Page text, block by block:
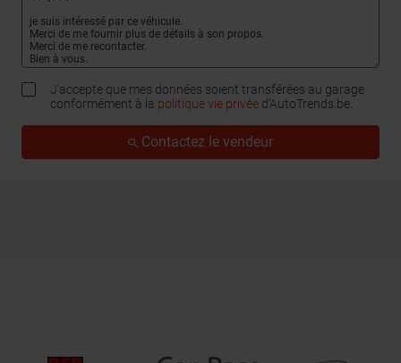
J'accepte que mes données soient transférées au garage
conformément à la politique vie privée d’AutoTrends.be.
Contactez le vendeur